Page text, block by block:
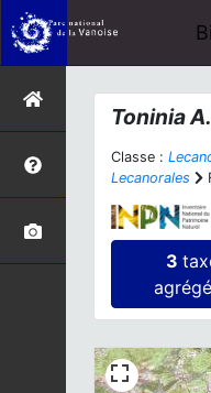
Toninia
Classe :
Lecanorales
3